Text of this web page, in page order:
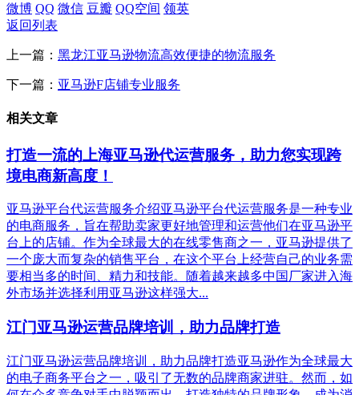
微博 QQ 微信 豆瓣 QQ空间 领英
返回列表
上一篇： 黑龙江亚马逊物流高效便捷的物流服务
下一篇： 亚马逊F店铺专业服务
相关文章
打造一流的上海亚马逊代运营服务，助力您实现跨
境电商新高度！
亚马逊平台代运营服务介绍亚马逊平台代运营服务是一种专业
的电商服务，旨在帮助卖家更好地管理和运营他们在亚马逊平
台上的店铺。作为全球最大的在线零售商之一，亚马逊提供了
一个庞大而复杂的销售平台，在这个平台上经营自己的业务需
要相当多的时间、精力和技能。随着越来越多中国厂家进入海
外市场并选择利用亚马逊这样强大...
江门亚马逊运营品牌培训，助力品牌打造
江门亚马逊运营品牌培训，助力品牌打造亚马逊作为全球最大
的电子商务平台之一，吸引了无数的品牌商家进驻。然而，如